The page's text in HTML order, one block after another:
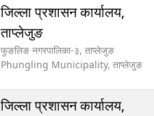
जिल्ला प्रशासन कार्यालय,
ताप्लेजुङ
फुङलिङ नगरपालिका-३, ताप्लेजुङ
Phungling Municipality, ताप्लेजुङ
जिल्ला प्रशासन कार्यालय,